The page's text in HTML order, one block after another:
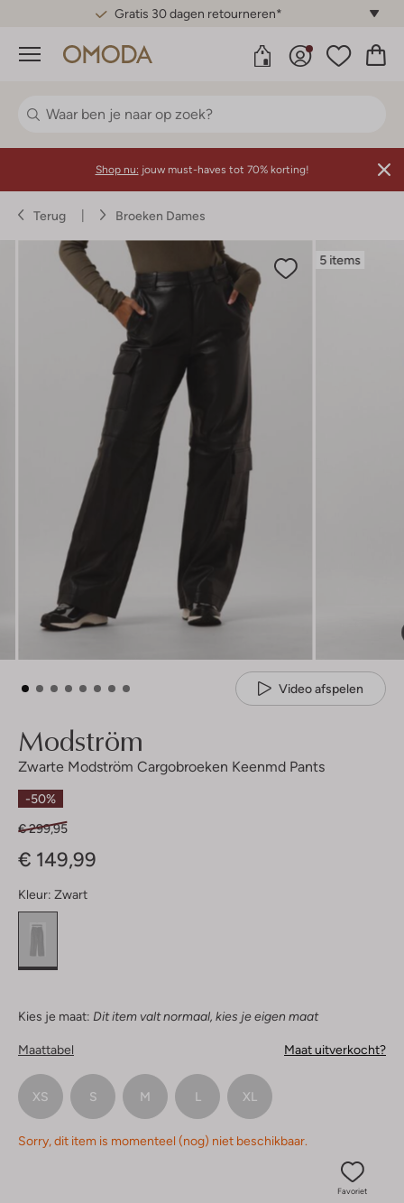
Gratis 30 dagen retourneren*
Menu
Shop nu: jouw must-haves tot 70% korting!
Terug Broeken Dames
5 items
Video afspelen
Modström
Zwarte Modström Cargobroeken Keenmd Pants
-50%
€ 299,95
€ 149,99
Kleur: Zwart
Kies je maat: Dit item valt normaal, kies je eigen maat
Maattabel Maat uitverkocht?
XS S M L XL
Sorry, dit item is momenteel (nog) niet beschikbaar.
Favoriet